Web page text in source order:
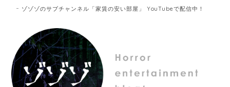
ゾゾゾのサブチャンネル「家賃の安い部屋」 YouTubeで配信中！